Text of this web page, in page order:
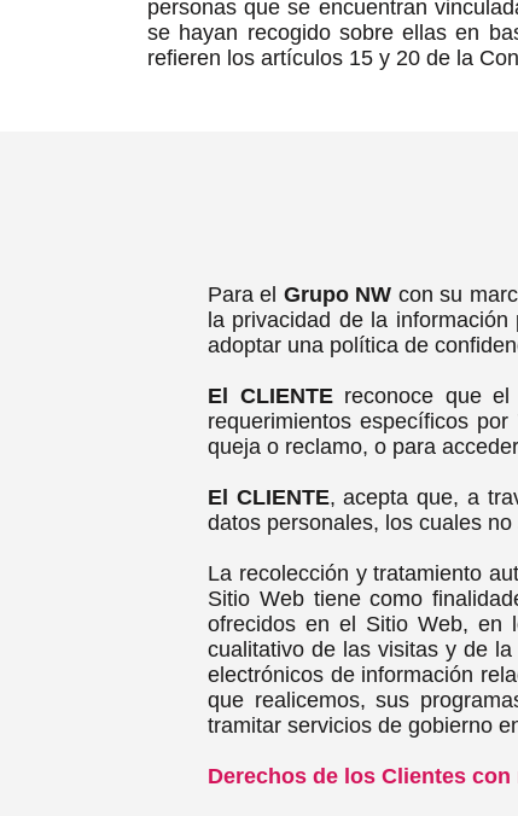
personas que se encuentran
se hayan recogido sobre ellas en
refieren los artículos 15 y 20 de la
Para el Grupo NW con su
la privacidad de la
adoptar una política de
El CLIENTE reconoce que
requerimientos específicos por
queja o reclamo, o para
El CLIENTE, acepta que, a
datos personales, los cuales
La recolección y tratamiento
Sitio Web tiene como
ofrecidos en el Sitio Web, en
cualitativo de las visitas y de
electrónicos de información
que realicemos, sus
tramitar servicios de gobierno
Derechos de los Clientes